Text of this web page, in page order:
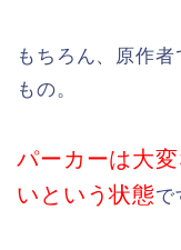
もちろん、原作
もの。
パーカーは大
いという状態で